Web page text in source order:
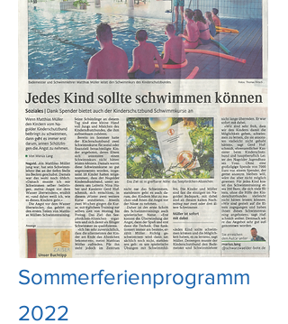
Sommerferienprogramm
2022